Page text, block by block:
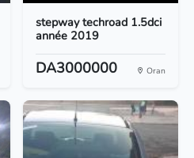
stepway techroad 1.5dci
année 2019
DA3000000 Oran